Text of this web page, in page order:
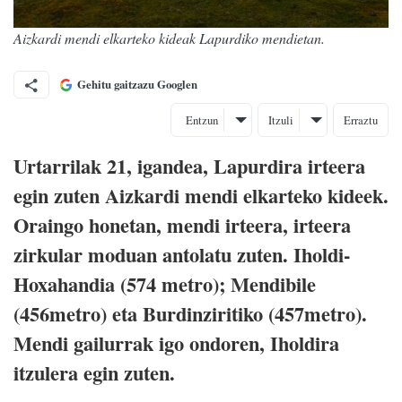
Aizkardi mendi elkarteko kideak Lapurdiko mendietan.
Gehitu gaitzazu Googlen
Entzun Itzuli Erraztu
Urtarrilak 21, igandea, Lapurdira irteera
egin zuten Aizkardi mendi elkarteko kideek.
Oraingo honetan, mendi irteera, irteera
zirkular moduan antolatu zuten. Iholdi-
Hoxahandia (574 metro); Mendibile
(456metro) eta Burdinziritiko (457metro).
Mendi gailurrak igo ondoren, Iholdira
itzulera egin zuten.